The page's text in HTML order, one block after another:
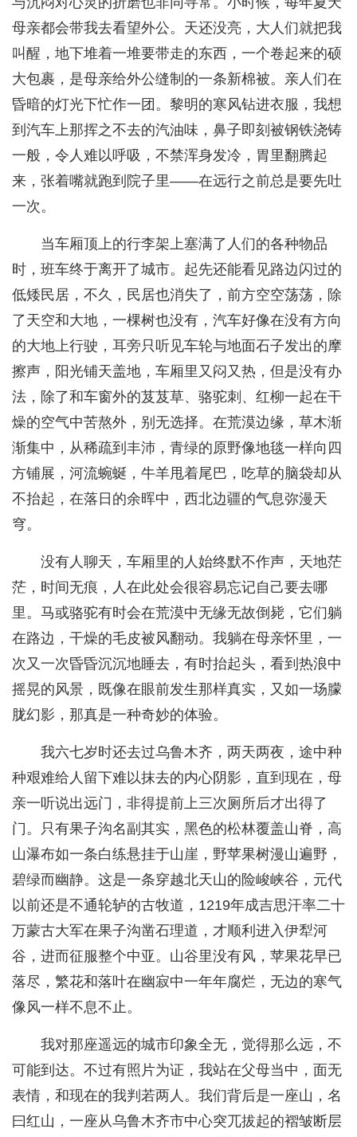
母亲都会带我去看望外公。天还没亮，大人们就把我
叫醒，地下堆着一堆要带走的东西，一个卷起来的硕
大包裹，是母亲给外公缝制的一条新棉被。亲人们在
昏暗的灯光下忙作一团。黎明的寒风钻进衣服，我想
到汽车上那挥之不去的汽油味，鼻子即刻被钢铁浇铸
一般，令人难以呼吸，不禁浑身发冷，胃里翻腾起
来，张着嘴就跑到院子里——在远行之前总是要先吐
一次。
当车厢顶上的行李架上塞满了人们的各种物品
时，班车终于离开了城市。起先还能看见路边闪过的
低矮民居，不久，民居也消失了，前方空空荡荡，除
了天空和大地，一棵树也没有，汽车好像在没有方向
的大地上行驶，耳旁只听见车轮与地面石子发出的摩
擦声，阳光铺天盖地，车厢里又闷又热，但是没有办
法，除了和车窗外的芨芨草、骆驼刺、红柳一起在干
燥的空气中苦熬外，别无选择。在荒漠边缘，草木渐
渐集中，从稀疏到丰沛，青绿的原野像地毯一样向四
方铺展，河流蜿蜒，牛羊甩着尾巴，吃草的脑袋却从
不抬起，在落日的余晖中，西北边疆的气息弥漫天
穹。
没有人聊天，车厢里的人始终默不作声，天地茫
茫，时间无痕，人在此处会很容易忘记自己要去哪
里。马或骆驼有时会在荒漠中无缘无故倒毙，它们躺
在路边，干燥的毛皮被风翻动。我躺在母亲怀里，一
次又一次昏昏沉沉地睡去，有时抬起头，看到热浪中
摇晃的风景，既像在眼前发生那样真实，又如一场朦
胧幻影，那真是一种奇妙的体验。
我六七岁时还去过乌鲁木齐，两天两夜，途中种
种艰难给人留下难以抹去的内心阴影，直到现在，母
亲一听说出远门，非得提前上三次厕所后才出得了
门。只有果子沟名副其实，黑色的松林覆盖山脊，高
山瀑布如一条白练悬挂于山崖，野苹果树漫山遍野，
碧绿而幽静。这是一条穿越北天山的险峻峡谷，元代
以前还是不通轮轳的古牧道，1219年成吉思汗率二十
万蒙古大军在果子沟凿石理道，才顺利进入伊犁河
谷，进而征服整个中亚。山谷里没有风，苹果花早已
落尽，繁花和落叶在幽寂中一年年腐烂，无边的寒气
像风一样不息不止。
我对那座遥远的城市印象全无，觉得那么远，不
可能到达。不过有照片为证，我站在父母当中，面无
表情，和现在的我判若两人。我们背后是一座山，名
曰红山，一座从乌鲁木齐市中心突兀拔起的褶皱断层